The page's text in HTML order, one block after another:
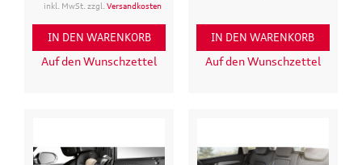
inkl. MwSt. zzgl.Versandkosten
IN DEN WARENKORB
Auf den Wunschzettel
IN DEN WARENKORB
Auf den Wunschzettel